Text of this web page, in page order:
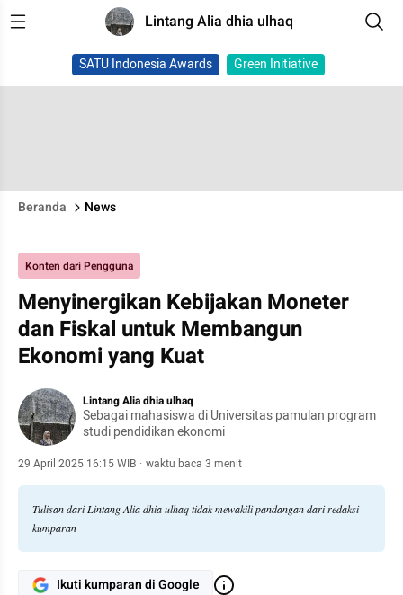
Lintang Alia dhia ulhaq
SATU Indonesia Awards Green Initiative
Beranda News
Konten dari Pengguna
Menyinergikan Kebijakan Moneter
dan Fiskal untuk Membangun
Ekonomi yang Kuat
Lintang Alia dhia ulhaq
Sebagai mahasiswa di Universitas pamulan program
studi pendidikan ekonomi
29 April 2025 16:15 WIB · waktu baca 3 menit
Tulisan dari Lintang Alia dhia ulhaq tidak mewakili pandangan dari redaksi
kumparan
Ikuti kumparan di Google